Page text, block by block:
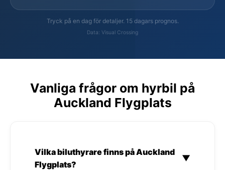
Tryck på en dag för detaljer. 15 dagars prognos.
Data: Visual Crossing
Vanliga frågor om hyrbil på
Auckland Flygplats
Vilka biluthyrare finns på Auckland
Flygplats?
▼